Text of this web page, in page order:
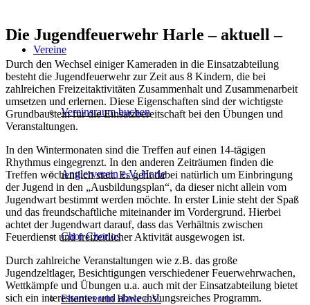
Vereine
Vereinsraum buchen
Anglerverein e.V. Harle
Chor Chorios
Elternverein Harle e.V.
Die Jugendfeuerwehr Harle – aktuell –
Durch den Wechsel einiger Kameraden in die Einsatzabteilung
besteht die Jugendfeuerwehr zur Zeit aus 8 Kindern, die bei
zahlreichen Freizeitaktivitäten Zusammenhalt und Zusammenarbeit
umsetzen und erlernen. Diese Eigenschaften sind der wichtigste
Grundbaustein für die Einsatzbereitschaft bei den Übungen und
Veranstaltungen.
In den Wintermonaten sind die Treffen auf einen 14-tägigen
Rhythmus eingegrenzt. In den anderen Zeiträumen finden die
Treffen wöchentlich statt. Es geht dabei natürlich um Einbringung
der Jugend in den „Ausbildungsplan“, da dieser nicht allein vom
Jugendwart bestimmt werden möchte. In erster Linie steht der Spaß
und das freundschaftliche miteinander im Vordergrund. Hierbei
achtet der Jugendwart darauf, dass das Verhältnis zwischen
Feuerdienst und freizeitlicher Aktivität ausgewogen ist.
Durch zahlreiche Veranstaltungen wie z.B. das große
Jugendzeltlager, Besichtigungen verschiedener Feuerwehrwachen,
Wettkämpfe und Übungen u.a. auch mit der Einsatzabteilung bietet
sich ein interessantes und abwechslungsreiches Programm.